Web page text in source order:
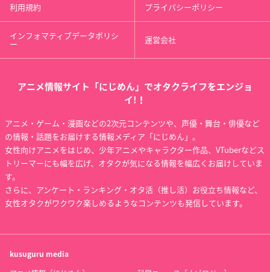
利用規約 プライバシーポリシー
インフォマティブデータポリシ
ー 運営会社
アニメ情報サイト「にじめん」でオタクライフをエンジョ
イ!！
アニメ・ゲーム・漫画などの2次元コンテンツや、声優・舞台・俳優など
の情報・話題をお届けする情報メディア「にじめん」。
女性向けアニメをはじめ、少年アニメやキャラクター作品、VTuberなどス
トリーマーにも幅を広げ、オタクが気になる情報を幅広くお届けしていま
す。
さらに、アンケート・ランキング・オタ活（推し活）お役立ち情報など、
女性オタクがワクワク楽しめるようなコンテンツも発信しています。
kusuguru media